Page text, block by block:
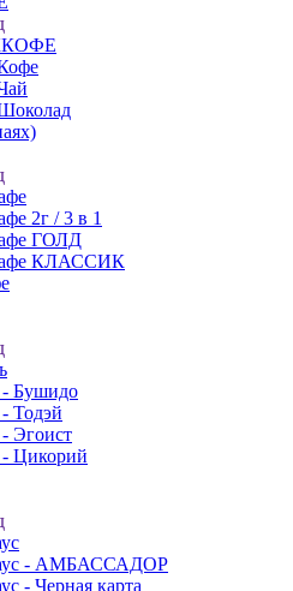
2г / 3 в 1
ГОЛД
КЛАССИК
- Бушидо
Тодэй
Эгоист
Цикорий
- АМБАССАДОР
- Черная карта